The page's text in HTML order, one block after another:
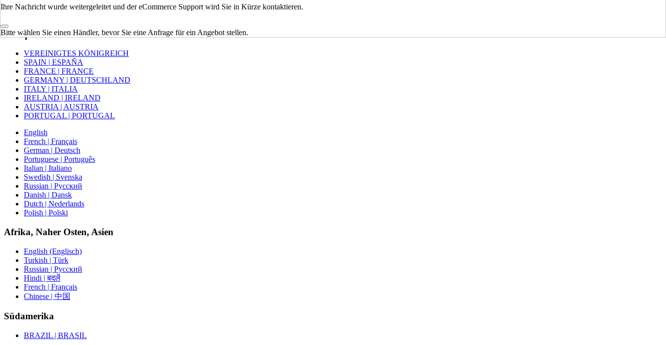
Ihre Nachricht wurde weitergeleitet und der eCommerce Support wird Sie in Kürze kontaktieren.
Bitte wählen Sie einen Händler, bevor Sie eine Anfrage für ein Angebot stellen.
CANADA (French)
Europa
VEREINIGTES KÖNIGREICH
SPAIN | ESPAÑA
FRANCE | FRANCE
GERMANY | DEUTSCHLAND
ITALY | ITALIA
IRELAND | IRELAND
AUSTRIA | AUSTRIA
PORTUGAL | PORTUGAL
English
French | Français
German | Deutsch
Portuguese | Português
Italian | Italiano
Swedish | Svenska
Russian | Русский
Danish | Dansk
Dutch | Nederlands
Polish | Polski
Afrika, Naher Osten, Asien
English (Englisch)
Turkish | Türk
Russian | Русский
Hindi | बदलें
French | Français
Chinese | 中国
Südamerika
BRAZIL | BRASIL